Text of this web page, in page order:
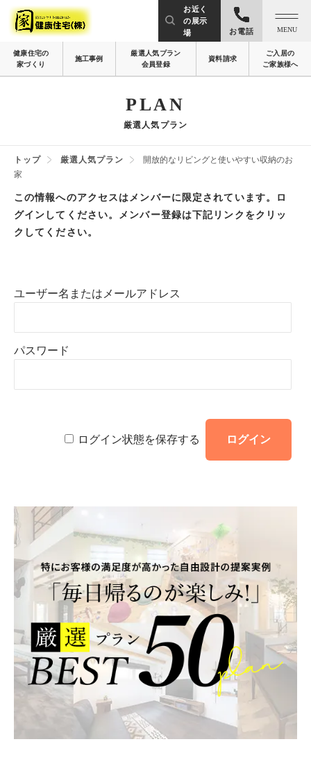
お近く
の展示
場
お電話 MENU
健康住宅の
家づくり
施工事例
厳選人気プラン
会員登録
資料請求
ご入居の
ご家族様へ
PLAN
厳選人気プラン
トップ 厳選人気プラン
開放的なリビングと使いやすい収納のお
家
この情報へのアクセスはメンバーに限定されています。ロ
グインしてください。メンバー登録は下記リンクをクリッ
クしてください。
ユーザー名またはメールアドレス
パスワード
ログイン状態を保存する